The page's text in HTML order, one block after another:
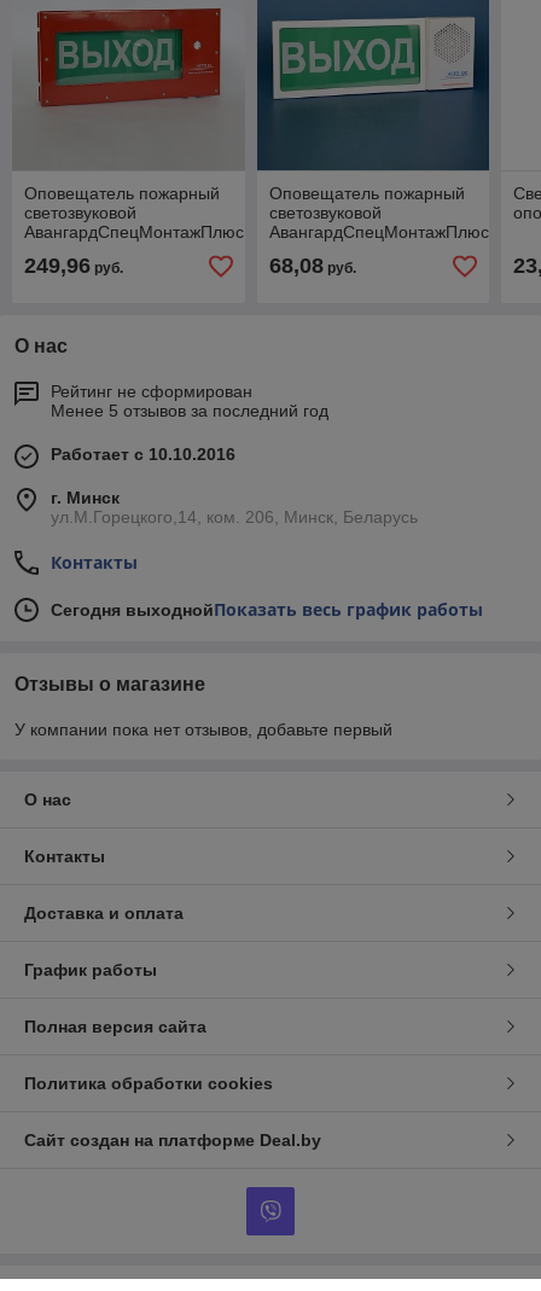
Оповещатель пожарный
светозвуковой
АвангардСпецМонтажПлюс
249,96 руб.
Оповещатель пожарный
светозвуковой
АвангардСпецМонтажПлюс
68,08руб.
О нас
Рейтинг не сформирован
Менее 5 отзывов за последний год
Работает с 10.10.2016
г. Минск
ул.М.Горецкого,14, ком. 206, Минск, Беларусь
Контакты
Сегодня выходнойПоказать весь график работы
Отзывы о магазине
У компании пока нет отзывов, добавьте первый
О нас
Контакты
Доставка и оплата
График работы
Полная версия сайта
Политика обработки cookies
Сайт создан на платформе Deal.by